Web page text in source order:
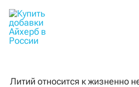
содержимому
Литий относится к жизненно